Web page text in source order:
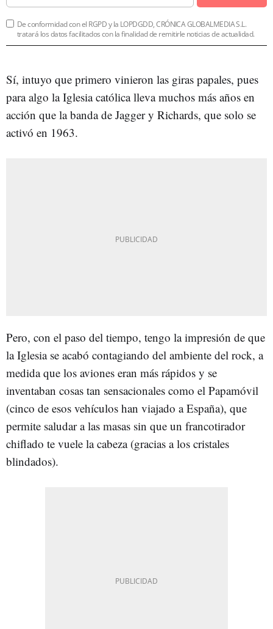
De conformidad con el RGPD y la LOPDGDD, CRÓNICA GLOBALMEDIA S.L.
tratará los datos facilitados con la finalidad de remitirle noticias de actualidad.
Sí, intuyo que primero vinieron las giras papales, pues
para algo la Iglesia católica lleva muchos más años en
acción que la banda de Jagger y Richards, que solo se
activó en 1963.
Pero, con el paso del tiempo, tengo la impresión de que
la Iglesia se acabó contagiando del ambiente del rock, a
medida que los aviones eran más rápidos y se
inventaban cosas tan sensacionales como el Papamóvil
(cinco de esos vehículos han viajado a España), que
permite saludar a las masas sin que un francotirador
chiflado te vuele la cabeza (gracias a los cristales
blindados).